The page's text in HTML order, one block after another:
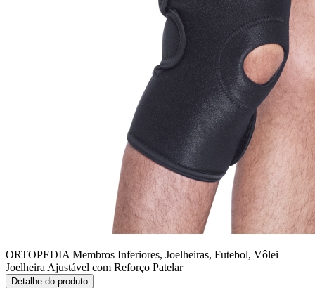
ORTOPEDIA Membros Inferiores, Joelheiras, Futebol, Vôlei
Joelheira Ajustável com Reforço Patelar
Detalhe do produto